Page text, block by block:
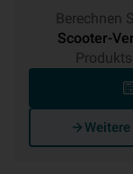
Berechnen
Scooter-